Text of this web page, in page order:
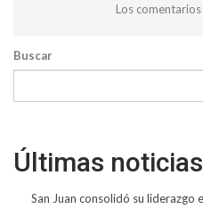
Los
Buscar
Últimas noticias
San Juan consolidó su